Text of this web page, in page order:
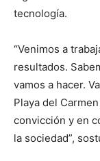
tecnología.
“Venimos a
resultados.
vamos a hacer.
Playa del
convicción y en
la sociedad”,